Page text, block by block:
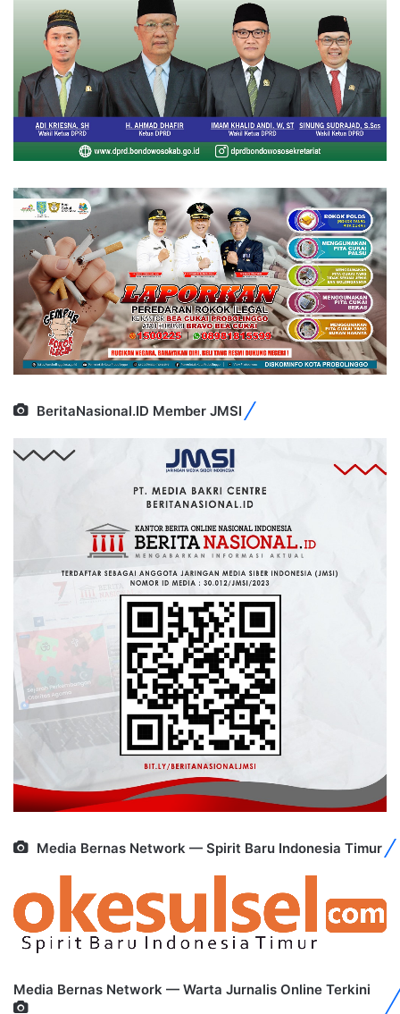
BeritaNasional.ID Member JMSI
Media Bernas Network — Spirit Baru Indonesia Timur
Media Bernas Network — Warta Jurnalis Online Terkini